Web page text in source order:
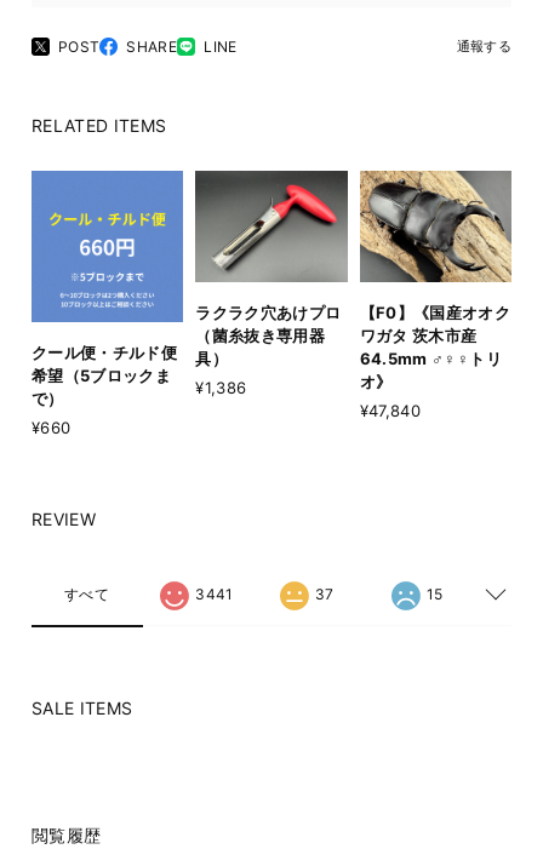
POST SHARE LINE 通報する
RELATED ITEMS
クール便・チルド便
希望（5ブロックま
で）
¥660
ラクラク穴あけプロ
（菌糸抜き専用器
具）
¥1,386
【F0】《国産オオク
ワガタ 茨木市産
64.5mm ♂♀♀トリ
オ》
¥47,840
REVIEW
すべて 3441 37 15
SALE ITEMS
閲覧履歴